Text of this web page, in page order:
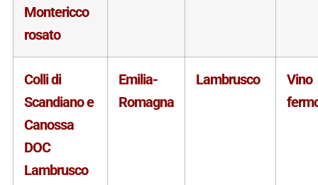
Montericco
rosato
Colli di
Scandiano e
Canossa
DOC
Lambrusco
Emilia-
Romagna
Lambrusco
Vino